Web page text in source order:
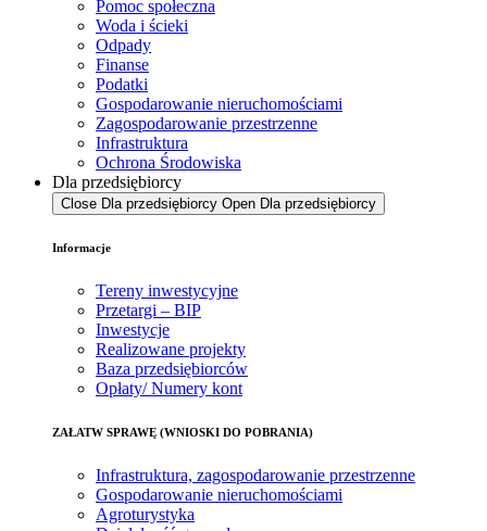
Pomoc społeczna
Woda i ścieki
Odpady
Finanse
Podatki
Gospodarowanie nieruchomościami
Zagospodarowanie przestrzenne
Infrastruktura
Ochrona Środowiska
Dla przedsiębiorcy
Close Dla przedsiębiorcy Open Dla przedsiębiorcy
Informacje
Tereny inwestycyjne
Przetargi – BIP
Inwestycje
Realizowane projekty
Baza przedsiębiorców
Opłaty/ Numery kont
ZAŁATW SPRAWĘ (WNIOSKI DO POBRANIA)
Infrastruktura, zagospodarowanie przestrzenne
Gospodarowanie nieruchomościami
Agroturystyka